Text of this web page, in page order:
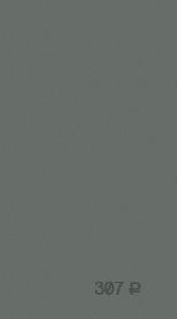
307 Р